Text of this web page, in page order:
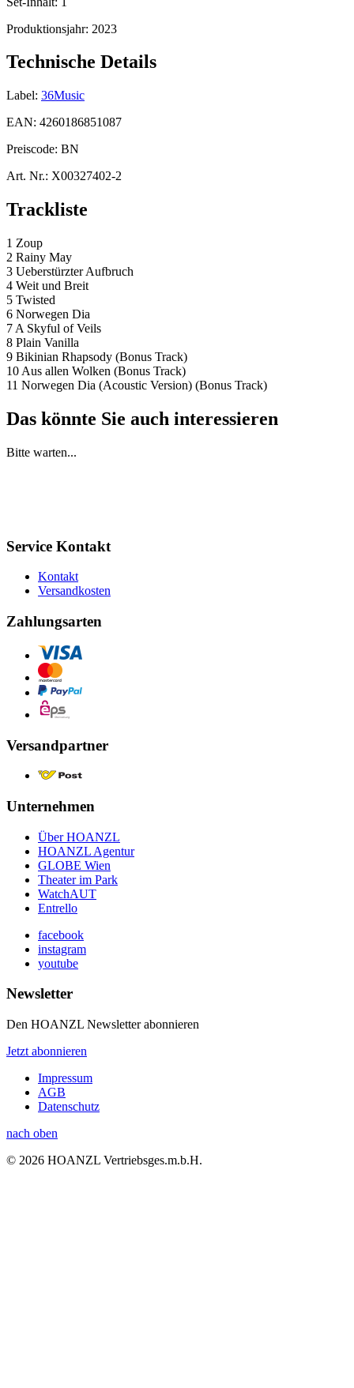
Produktionsjahr: 2023
Technische Details
Label: 36Music
EAN: 4260186851087
Preiscode: BN
Art. Nr.: X00327402-2
Trackliste
1 Zoup
2 Rainy May
3 Ueberstürzter Aufbruch
4 Weit und Breit
5 Twisted
6 Norwegen Dia
7 A Skyful of Veils
8 Plain Vanilla
9 Bikinian Rhapsody (Bonus Track)
10 Aus allen Wolken (Bonus Track)
11 Norwegen Dia (Acoustic Version) (Bonus Track)
Das könnte Sie auch interessieren
Bitte warten...
Service Kontakt
Kontakt
Versandkosten
Zahlungsarten
Versandpartner
Unternehmen
Über HOANZL
HOANZL Agentur
GLOBE Wien
Theater im Park
WatchAUT
Entrello
facebook
instagram
youtube
Newsletter
Den HOANZL Newsletter abonnieren
Jetzt abonnieren
Impressum
AGB
Datenschutz
nach oben
© 2026 HOANZL Vertriebsges.m.b.H.